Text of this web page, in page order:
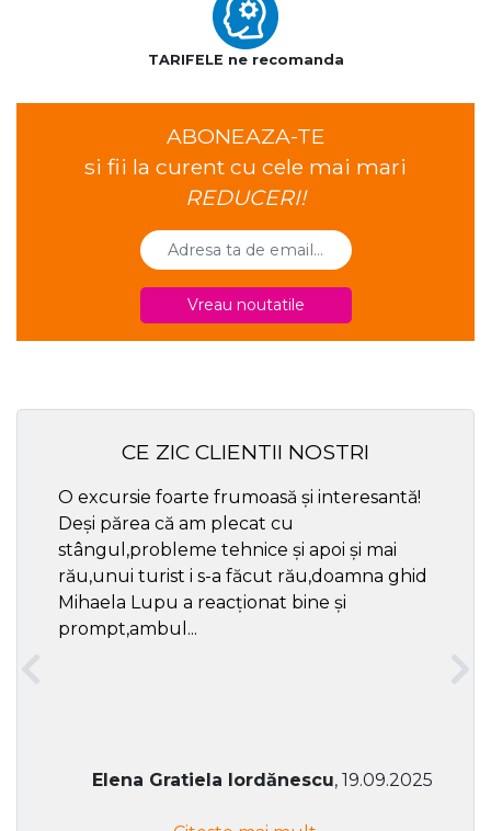
TARIFELE ne recomanda
ABONEAZA-TE
si fii la curent cu cele mai mari
REDUCERI!
Vreau noutatile
CE ZIC CLIENTII NOSTRI
O excursie foarte frumoasă și interesantă!
Deși părea că am plecat cu
stângul,probleme tehnice și apoi și mai
rău,unui turist i s-a făcut rău,doamna ghid
Mihaela Lupu a reacționat bine și
prompt,ambul...
Elena Gratiela Iordănescu, 19.09.2025